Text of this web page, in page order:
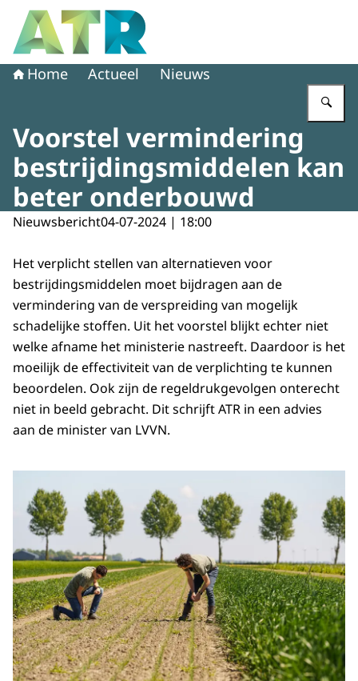
Naar de homepage van Adviescollege toetsing regeldruk
Home Actueel Nieuws
Voorstel vermindering
bestrijdingsmiddelen kan
beter onderbouwd
Nieuwsbericht04-07-2024 | 18:00
Het verplicht stellen van alternatieven voor
bestrijdingsmiddelen moet bijdragen aan de
vermindering van de verspreiding van mogelijk
schadelijke stoffen. Uit het voorstel blijkt echter niet
welke afname het ministerie nastreeft. Daardoor is het
moeilijk de effectiviteit van de verplichting te kunnen
beoordelen. Ook zijn de regeldrukgevolgen onterecht
niet in beeld gebracht. Dit schrijft ATR in een advies
aan de minister van LVVN.